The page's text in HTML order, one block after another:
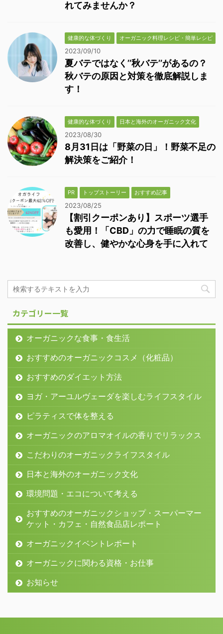
れてみませんか？
健康的な体づくり オーガニック料理レシピ・簡単レシピ
2023/09/10
夏バテではなく’’秋バテ’’があるの？
秋バテの原因と対策を徹底解説しま
す！
健康的な体づくり 日本と海外のオーガニック文化
2023/08/30
8月31日は「野菜の日」！野菜不足の
解決策をご紹介！
PR トップストーリー おすすめ記事
2023/08/25
【割引クーポンあり】スポーツ選手
も愛用！「CBD」の力で睡眠の質を
改善し、健やかな心身を手に入れて
カテゴリー一覧
オーガニックな食事・食生活
おすすめのオーガニックコスメ（化粧品）
おすすめのダイエット方法
ヨガ・アーユルヴェーダを楽しむライフスタイル
ピラティスで体を整える
オーガニックのアロマオイルの香りでリラックス
こだわりのオーガニックライフスタイル
日本と海外のオーガニック文化
環境問題・エコについて考える
おすすめのオーガニックショップ・スーパーマー
ケット・カフェ・自然食品店レポート
オーガニックイベントレポート
オーガニックに関わる資格・お仕事
お知らせ